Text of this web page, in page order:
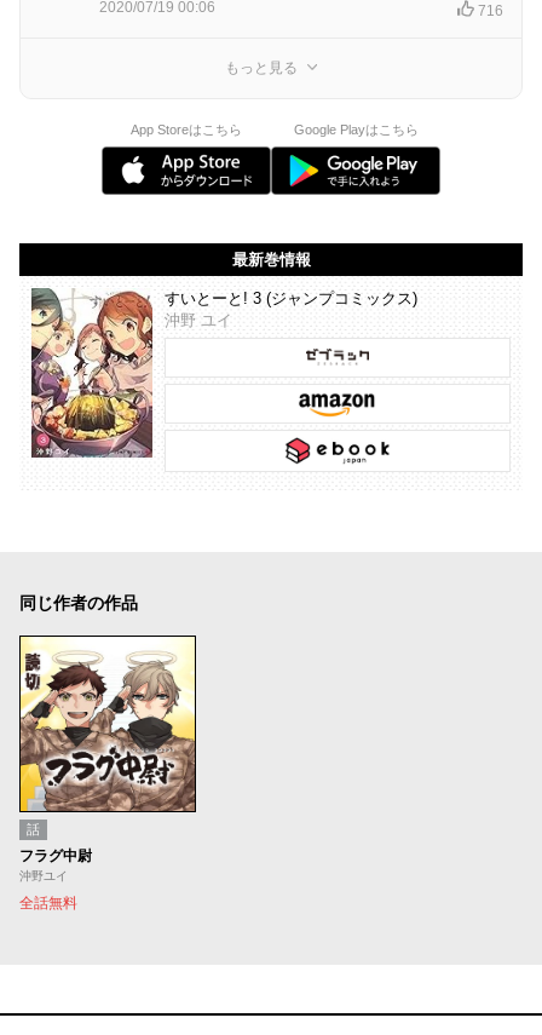
2020/07/19 00:06 716
もっと見る
App Storeはこちら Google Playはこちら
最新巻情報
すいとーと! 3 (ジャンプコミックス)
沖野 ユイ
同じ作者の作品
話
フラグ中尉
沖野ユイ
全話無料